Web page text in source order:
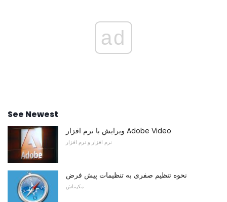
ad
See Newest
ویرایش با نرم افزار Adobe Video
نرم افزار و نرم افزار
نحوه تنظیم صفری به تنظیمات پیش فرض
مکینتاش